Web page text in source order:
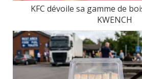
KFC dévoile sa gamme de
KWENCH